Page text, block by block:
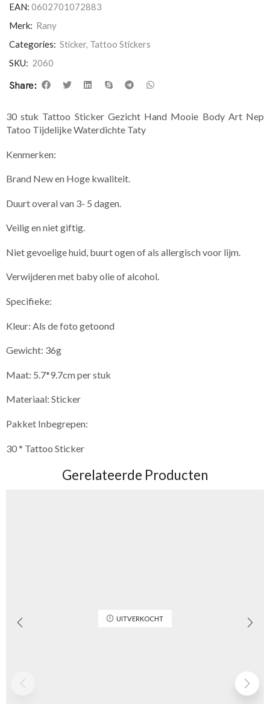
EAN: 0602701072883
Merk: Rany
Categories: Sticker, Tattoo Stickers
SKU: 2060
Share:
30 stuk Tattoo Sticker Gezicht Hand Mooie Body Art Nep
Tatoo Tijdelijke Waterdichte Taty
Kenmerken:
Brand New en Hoge kwaliteit.
Duurt overal van 3- 5 dagen.
Veilig en niet giftig.
Niet gevoelige huid, buurt ogen of als allergisch voor lijm.
Verwijderen met baby olie of alcohol.
Specifieke:
Kleur: Als de foto getoond
Gewicht: 36g
Maat: 5.7*9.7cm per stuk
Materiaal: Sticker
Pakket Inbegrepen:
30 * Tattoo Sticker
Gerelateerde Producten
UITVERKOCHT